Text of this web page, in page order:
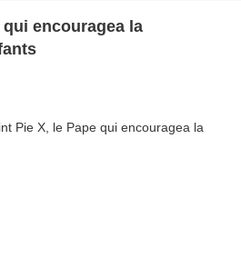
encouragea la